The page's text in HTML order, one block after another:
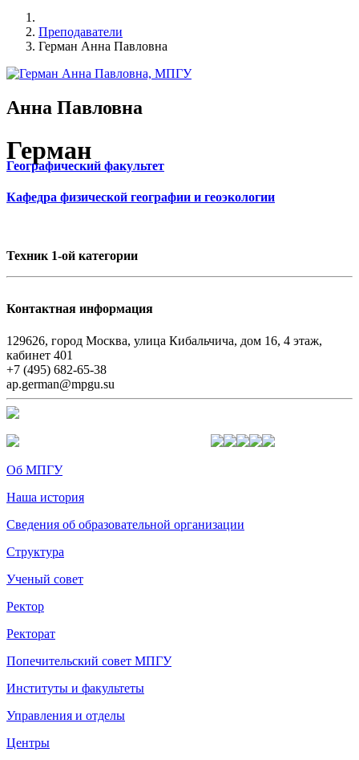
Преподаватели
Герман Анна Павловна
Анна Павловна
Герман
Географический факультет
Кафедра физической географии и геоэкологии
Техник 1-ой категории
Контактная информация
129626, город Москва, улица Кибальчича, дом 16, 4 этаж,
кабинет 401
+7 (495) 682-65-38
ap.german@mpgu.su
Об МПГУ
Наша история
Сведения об образовательной организации
Структура
Ученый совет
Ректор
Ректорат
Попечительский совет МПГУ
Институты и факультеты
Управления и отделы
Центры